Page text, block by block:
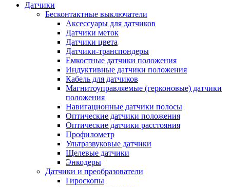
Датчики
Бесконтактные выключатели
Аксессуары для датчиков
Датчики меток
Датчики цвета
Датчики-транспондеры
Емкостные датчики положения
Индуктивные датчики положения
Кабель для датчиков
Магнитоуправляемые (герконовые) датчики
положения
Навигационные датчики полосы
Оптические датчики положения
Оптические датчики расстояния
Профилометр
Ультразвуковые датчики
Щелевые датчики
Энкодеры
Датчики и преобразователи
Гироскопы